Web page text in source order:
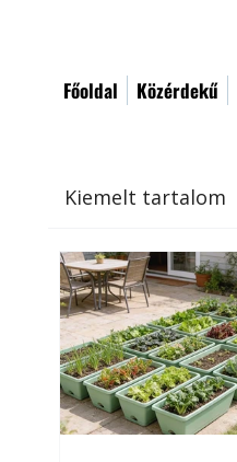
Főoldal Közérdekű
Kiemelt tartalom